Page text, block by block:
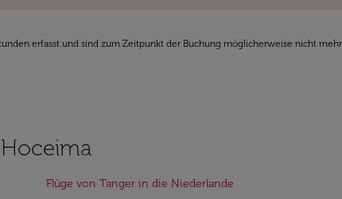
erfasst und sind zum Zeitpunkt der Buchung möglicherweise nicht
Flüge von Tanger in die Niederlande